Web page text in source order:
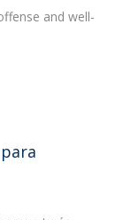
and well-